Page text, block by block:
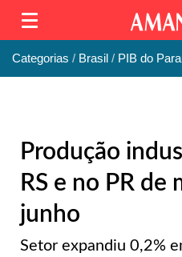
Categorias Brasil PIB do
Produção
RS e no PR de
junho
Setor expandiu 0,2%